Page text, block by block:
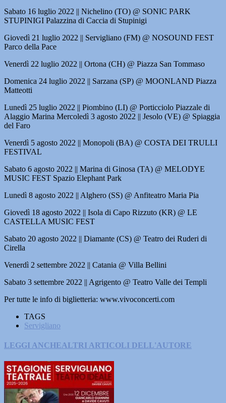
Sabato 16 luglio 2022 || Nichelino (TO) @ SONIC PARK
STUPINIGI Palazzina di Caccia di Stupinigi
Giovedì 21 luglio 2022 || Servigliano (FM) @ NOSOUND FEST
Parco della Pace
Venerdì 22 luglio 2022 || Ortona (CH) @ Piazza San Tommaso
Domenica 24 luglio 2022 || Sarzana (SP) @ MOONLAND Piazza
Matteotti
Lunedì 25 luglio 2022 || Piombino (LI) @ Porticciolo Piazzale di
Alaggio Marina Mercoledì 3 agosto 2022 || Jesolo (VE) @ Spiaggia
del Faro
Venerdì 5 agosto 2022 || Monopoli (BA) @ COSTA DEI TRULLI
FESTIVAL
Sabato 6 agosto 2022 || Marina di Ginosa (TA) @ MELODYE
MUSIC FEST Spazio Elephant Park
Lunedì 8 agosto 2022 || Alghero (SS) @ Anfiteatro Maria Pia
Giovedì 18 agosto 2022 || Isola di Capo Rizzuto (KR) @ LE
CASTELLA MUSIC FEST
Sabato 20 agosto 2022 || Diamante (CS) @ Teatro dei Ruderi di
Cirella
Venerdì 2 settembre 2022 || Catania @ Villa Bellini
Sabato 3 settembre 2022 || Agrigento @ Teatro Valle dei Templi
Per tutte le info di biglietteria: www.vivoconcerti.com
TAGS
Servigliano
LEGGI ANCHEALTRI ARTICOLI DELL'AUTORE